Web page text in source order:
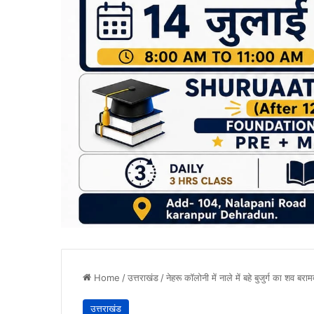
Home /उत्तराखंड/नेहरू काॅलोनी में नाले में बहे बुजुर्ग का शव
उत्तराखंड